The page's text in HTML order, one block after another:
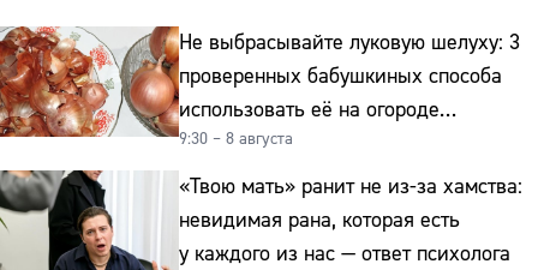
Не выбрасывайте луковую шелуху: 3
проверенных бабушкиных способа
использовать её на огороде
и для здоровья этой зимой
9:30 – 8 августа
«Твою мать» ранит не из-за хамства:
невидимая рана, которая есть
у каждого из нас — ответ психолога